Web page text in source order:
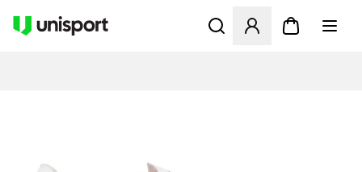
Åbner en Modal til at